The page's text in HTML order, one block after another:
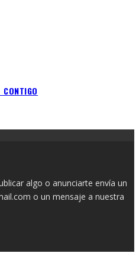
algo o anunciarte envía un
o un mensaje a nuestra